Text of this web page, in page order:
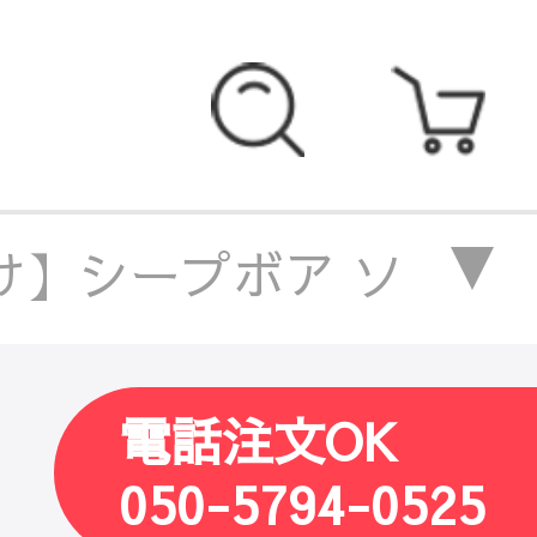
】シープボア ソフ
】シープボア ソフ
】シープボア ソフ
電話注文OK
050-5794-0525